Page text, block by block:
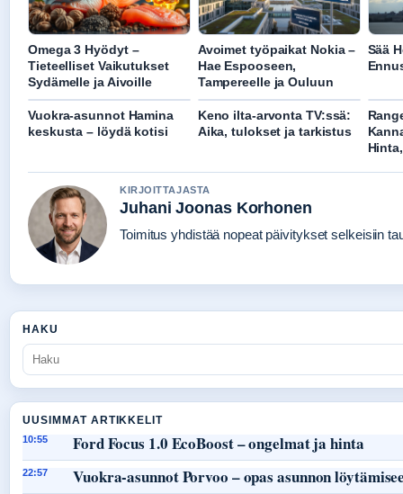
Omega 3 Hyödyt –
Tieteelliset Vaikutukset
Sydämelle ja Aivoille
Avoimet työpaikat Nokia –
Hae Espooseen,
Tampereelle ja Ouluun
Sää
Vuokra-asunnot Hamina
keskusta – löydä kotisi
Keno ilta-arvonta TV:ssä:
Aika, tulokset ja tarkistus
KIRJOITTAJASTA
Juhani Joonas Korhonen
Toimitus yhdistää nopeat päivitykset selkeisiin
HAKU
UUSIMMAT ARTIKKELIT
10:55 Ford Focus 1.0 EcoBoost – ongelmat ja hinta
22:57 Vuokra-asunnot Porvoo – opas asunnon